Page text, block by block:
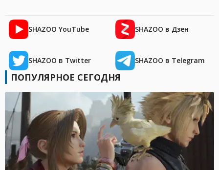
SHAZOO YouTube SHAZOO в Дзен
SHAZOO в Twitter SHAZOO в Telegram
ПОПУЛЯРНОЕ СЕГОДНЯ